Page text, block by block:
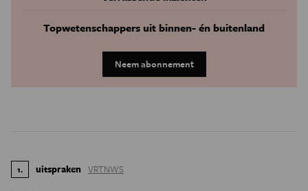
Topwetenschappers uit binnen- én buitenland
Neem abonnement
1. uitspraken VRTNWS